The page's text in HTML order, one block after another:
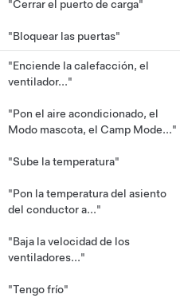
"Cerrar el puerto de carga"
"Bloquear las puertas"
"Enciende la calefacción, el
ventilador..."
"Pon el aire acondicionado, el
Modo mascota, el Camp Mode..."
"Sube la temperatura"
"Pon la temperatura del asiento
del conductor a..."
"Baja la velocidad de los
ventiladores..."
"Tengo frío"